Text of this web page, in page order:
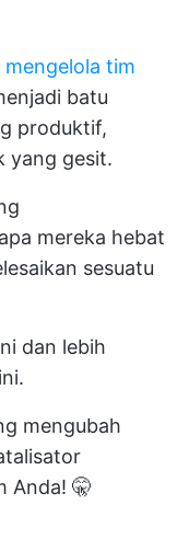
mengelola tim
batu
produktif,
yang gesit.
mereka hebat
sesuatu
dan lebih
mengubah
Anda! 🤫